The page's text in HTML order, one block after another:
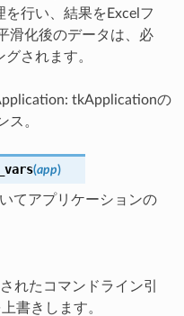
行い、結果をExcelフ
滑化後のデータは、必
されます。
tkApplicationの
ス。
(app)
てアプリケーションの
れたコマンドライン引
書きします。